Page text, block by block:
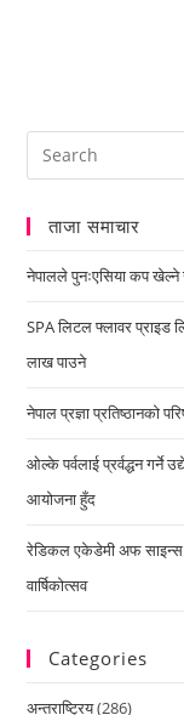
ताजा समाचार
नेपालले पुनःएसिया कप खेल्ने
SPA लिटल फ्लावर
लाख पाउने
नेपाल प्रज्ञा प्रतिष्ठानको
ओल्के पर्वलाई प्रर्वद्धन
आयोजना हुँद
रेडिकल एकेडेमी अफ साइन्स
वार्षिकोत्सव
Categories
अन्तराष्ट्रिय(286)